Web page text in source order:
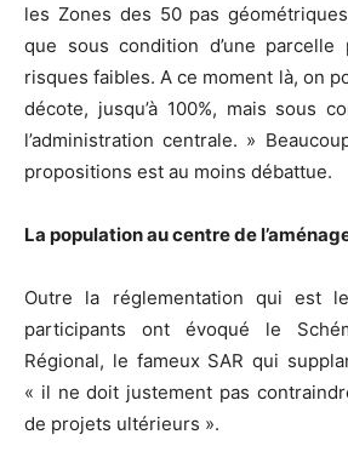
les Zones des 50 pas
que sous condition d’une
risques faibles. A ce moment là, on
décote, jusqu’à 100%, mais sous
l’administration centrale. »
propositions est au moins débattue.
La population au centre de
Outre la réglementation qui est
participants ont évoqué le
Régional, le fameux SAR qui
« il ne doit justement pas
de projets ultérieurs ».